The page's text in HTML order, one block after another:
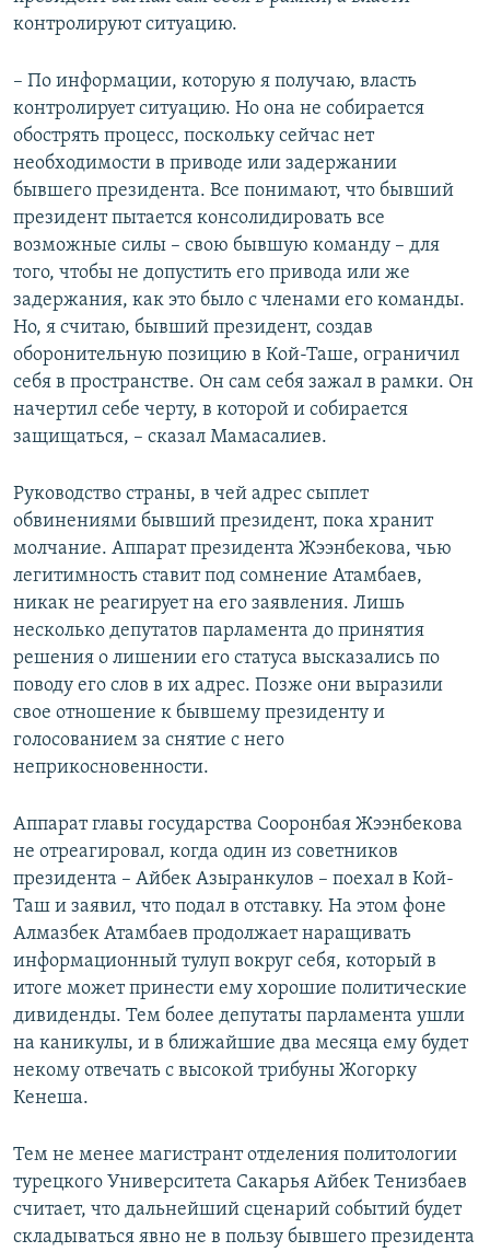
контролируют ситуацию.
– По информации, которую я получаю, власть
контролирует ситуацию. Но она не собирается
обострять процесс, поскольку сейчас нет
необходимости в приводе или задержании
бывшего президента. Все понимают, что бывший
президент пытается консолидировать все
возможные силы – свою бывшую команду – для
того, чтобы не допустить его привода или же
задержания, как это было с членами его команды.
Но, я считаю, бывший президент, создав
оборонительную позицию в Кой-Таше, ограничил
себя в пространстве. Он сам себя зажал в рамки. Он
начертил себе черту, в которой и собирается
защищаться, – сказал Мамасалиев.
Руководство страны, в чей адрес сыплет
обвинениями бывший президент, пока хранит
молчание. Аппарат президента Жээнбекова, чью
легитимность ставит под сомнение Атамбаев,
никак не реагирует на его заявления. Лишь
несколько депутатов парламента до принятия
решения о лишении его статуса высказались по
поводу его слов в их адрес. Позже они выразили
свое отношение к бывшему президенту и
голосованием за снятие с него
неприкосновенности.
Аппарат главы государства Сооронбая Жээнбекова
не отреагировал, когда один из советников
президента – Айбек Азыранкулов – поехал в Кой-
Таш и заявил, что подал в отставку. На этом фоне
Алмазбек Атамбаев продолжает наращивать
информационный тулуп вокруг себя, который в
итоге может принести ему хорошие политические
дивиденды. Тем более депутаты парламента ушли
на каникулы, и в ближайшие два месяца ему будет
некому отвечать с высокой трибуны Жогорку
Кенеша.
Тем не менее магистрант отделения политологии
турецкого Университета Сакарья Айбек Тенизбаев
считает, что дальнейший сценарий событий будет
складываться явно не в пользу бывшего президента